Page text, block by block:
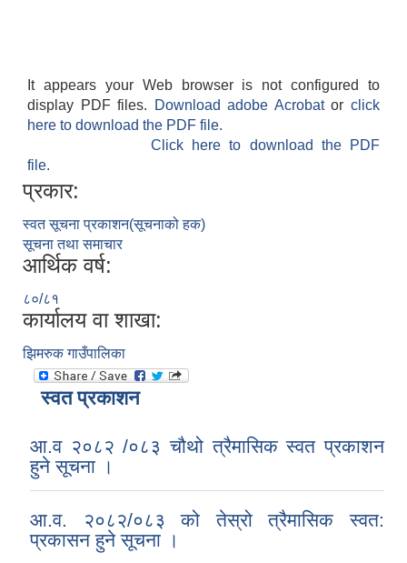
It appears your Web browser is not configured to
display PDF files.
Download adobe Acrobatorclick
here to download the PDF file.
Click here to download the PDF
file.
प्रकार:
स्वत सूचना प्रकाशन(सूचनाको हक)
सूचना तथा समाचार
आर्थिक वर्ष:
८०/८१
कार्यालय वा शाखा:
झिमरुक गाउँपालिका
स्वत प्रकाशन
आ.व २०८२ /०८३ चौथो त्रैमासिक स्वत प्रकाशन
हुने सूचना ।
आ.व. २०८२/०८३ को तेस्रो त्रैमासिक स्वत:
प्रकासन हुने सूचना ।